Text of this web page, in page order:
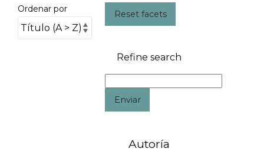
Ordenar por Reset facets
Refine search
Enviar
Autoría